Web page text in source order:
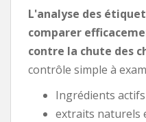
L'analyse des
comparer
contre la chute des
contrôle simple à
Ingrédients
extraits naturels